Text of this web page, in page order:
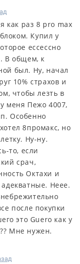
как раз 8 pro max
Купил у
ессессно
В общем, к
был. Ну, начал
10% страхов и
чтобы лезть в
меня Пежо 4007,
Особенно
8промакс, но
Ну-ну.
то, если
срач,
Октахи и
Неее.
после покупки
это Guero как у
Мне нужен.